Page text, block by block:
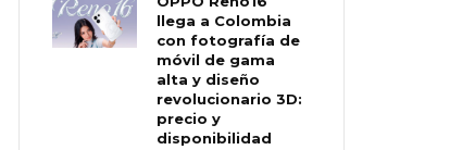
llega a Colombia
con fotografía de
móvil de gama
alta y diseño
revolucionario 3D:
precio y
disponibilidad